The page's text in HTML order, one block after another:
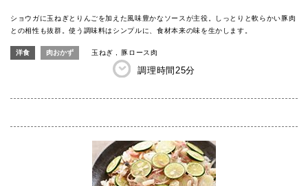
ショウガに玉ねぎとりんごを加えた風味豊かなソースが主役。しっとりと軟らかい豚肉
との相性も抜群。使う調味料はシンプルに、食材本来の味を生かします。
洋食 肉おかず 玉ねぎ 豚ロース肉
調理時間25分